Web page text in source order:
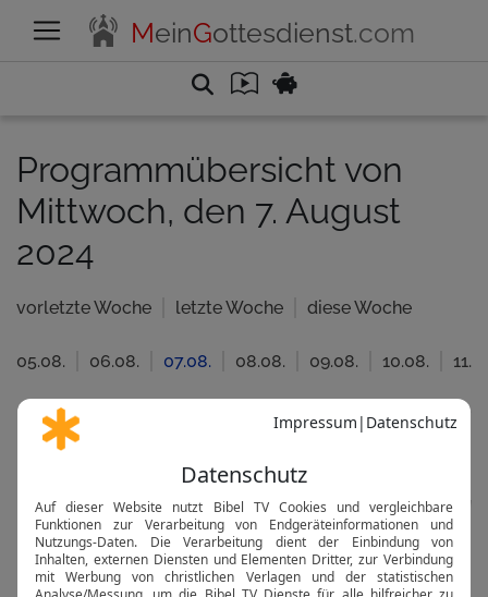
MeinGottesdienst.com
Programmübersicht von
Mittwoch, den 7. August
2024
vorletzte Woche letzte Woche diese Woche
05.08. 06.08. 07.08. 08.08. 09.08. 10.08.